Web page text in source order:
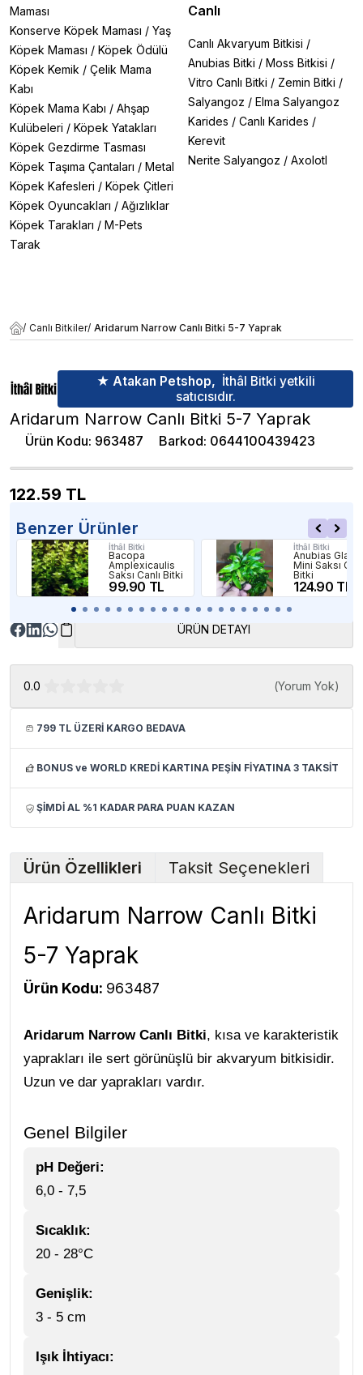
Maması
Konserve Köpek Maması / Yaş
Köpek Maması / Köpek Ödülü
Köpek Kemik / Çelik Mama
Kabı
Köpek Mama Kabı / Ahşap
Kulübeleri / Köpek Yatakları
Köpek Gezdirme Tasması
Köpek Taşıma Çantaları / Metal
Köpek Kafesleri / Köpek Çitleri
Köpek Oyuncakları / Ağızlıklar
Köpek Tarakları / M-Pets
Tarak
Canlı
Canlı Akvaryum Bitkisi /
Anubias Bitki / Moss Bitkisi /
Vitro Canlı Bitki / Zemin Bitki /
Salyangoz / Elma Salyangoz
Karides / Canlı Karides /
Kerevit
Nerite Salyangoz / Axolotl
/ Canlı Bitkiler/ Aridarum Narrow Canlı Bitki 5-7 Yaprak
★ Atakan Petshop, İthâl Bitki yetkili
satıcısıdır.
Aridarum Narrow Canlı Bitki 5-7 Yaprak
Ürün Kodu: 963487 Barkod: 0644100439423
122.59 TL
Benzer Ürünler
İthâl Bitki
Bacopa
Amplexicaulis
Saksı Canlı Bitki
99.90 TL
İthâl Bitki
Anubias
Mini Saksı
Bitki
124.90 TL
ÜRÜN DETAYI
0.0 (Yorum Yok)
799 TL ÜZERİ KARGO BEDAVA
BONUS ve WORLD KREDİ KARTINA PEŞİN FİYATINA 3 TAKSİT
ŞİMDİ AL %1 KADAR PARA PUAN KAZAN
Ürün Özellikleri Taksit Seçenekleri
Aridarum Narrow Canlı Bitki
5-7 Yaprak
Ürün Kodu: 963487
Aridarum Narrow Canlı Bitki, kısa ve karakteristik
yaprakları ile sert görünüşlü bir akvaryum bitkisidir.
Uzun ve dar yaprakları vardır.
Genel Bilgiler
pH Değeri:
6,0 - 7,5
Sıcaklık:
20 - 28°C
Genişlik:
3 - 5 cm
Işık İhtiyacı: